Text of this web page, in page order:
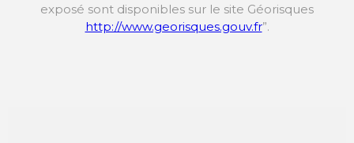
exposé sont disponibles sur le site Géorisques
http://www.georisques.gouv.fr”.